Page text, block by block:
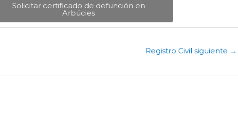
Solicitar certificado de defunción en
Arbúcies​
Registro Civil siguiente →